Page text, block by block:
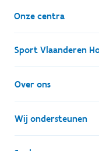
Onze centra
Sport Vlaanderen
Simon Bolivarlaan 17
1000 Brussel
Over ons
Wie zijn we, wat
Onze centra
Wij ondersteunen
Lokale besturen